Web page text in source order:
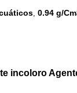
, 0.94 g/
incoloro